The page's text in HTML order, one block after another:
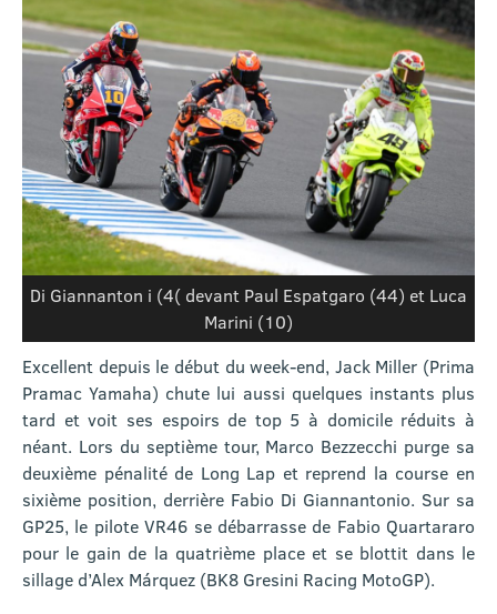
Di Giannanton i (4( devant Paul Espatgaro (44) et Luca
Marini (10)
Excellent depuis le début du week-end, Jack Miller (Prima
Pramac Yamaha) chute lui aussi quelques instants plus
tard et voit ses espoirs de top 5 à domicile réduits à
néant. Lors du septième tour, Marco Bezzecchi purge sa
deuxième pénalité de Long Lap et reprend la course en
sixième position, derrière Fabio Di Giannantonio. Sur sa
GP25, le pilote VR46 se débarrasse de Fabio Quartararo
pour le gain de la quatrième place et se blottit dans le
sillage d’Alex Márquez (BK8 Gresini Racing MotoGP).